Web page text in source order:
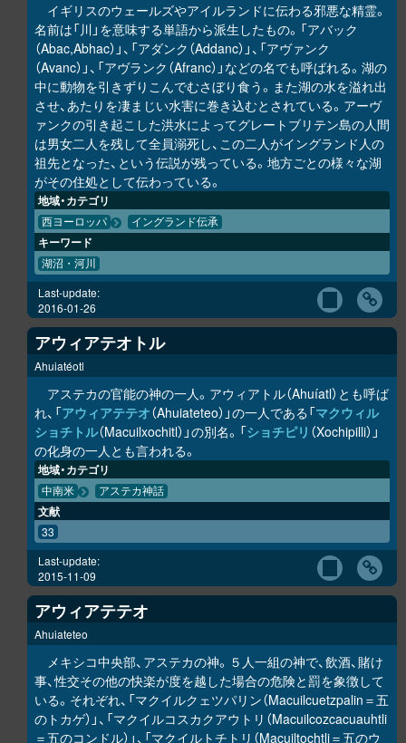
イギリスのウェールズやアイルランドに伝わる邪悪な精霊。
名前は「川」を意味する単語から派生したもの。「アバック
（Abac,Abhac）」、「アダンク（Addanc）」、「アヴァンク
（Avanc）」、「アヴランク（Afranc）」などの名でも呼ばれる。湖の
中に動物を引きずりこんでむさぼり食う。また湖の水を溢れ出
させ、あたりを凄まじい水害に巻き込むとされている。アーヴ
ァンクの引き起こした洪水によってグレートブリテン島の人間
は男女二人を残して全員溺死し、この二人がイングランド人の
祖先となった、という伝説が残っている。地方ごとの様々な湖
がその住処として伝わっている。
地域・カテゴリ
西ヨーロッパ イングランド伝承
キーワード
湖沼・河川
Last-update:
2016-01-26
アウィアテオトル
Ahuiatéotl
アステカの官能の神の一人。アウィアトル（Ahuíatl）とも呼ば
れ、「アウィアテテオ（Ahuiateteo）」の一人である「マクウィル
ショチトル（Macuilxochitl）」の別名。「ショチピリ （Xochipilli）」
の化身の一人とも言われる。
地域・カテゴリ
中南米 アステカ神話
文献
33
Last-update:
2015-11-09
アウィアテテオ
Ahuiateteo
メキシコ中央部、アステカの神。５人一組の神で、飲酒、賭け
事、性交その他の快楽が度を越した場合の危険と罰を象徴して
いる。それぞれ、「マクイルクェツパリン（Macuilcuetzpalin＝五
のトカゲ）」、「マクイルコスカクアウトリ（Macuilcozcacuauhtli
＝五のコンドル）」、「マクイルトチトリ（Macuiltochtli＝五のウ